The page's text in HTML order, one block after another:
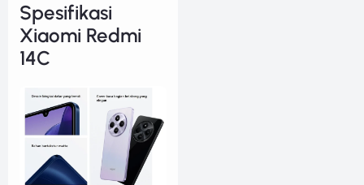
Spesifikasi
Xiaomi Redmi
14C